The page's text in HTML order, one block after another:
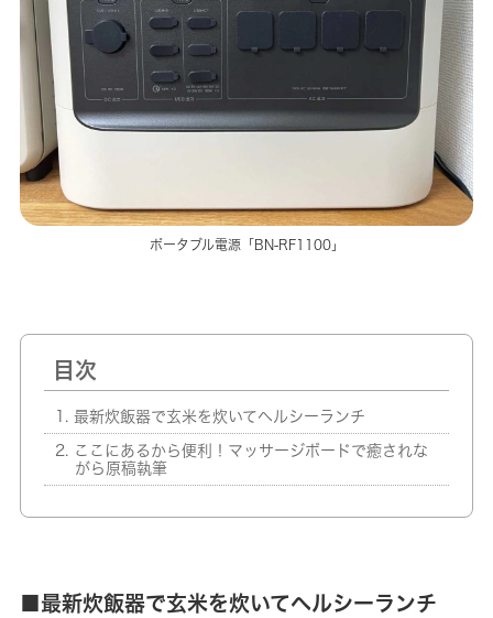
ポータブル電源「BN-RF1100」
目次
最新炊飯器で玄米を炊いてヘルシーランチ
ここにあるから便利！マッサージボードで癒されな
がら原稿執筆
■最新炊飯器で玄米を炊いてヘルシーランチ